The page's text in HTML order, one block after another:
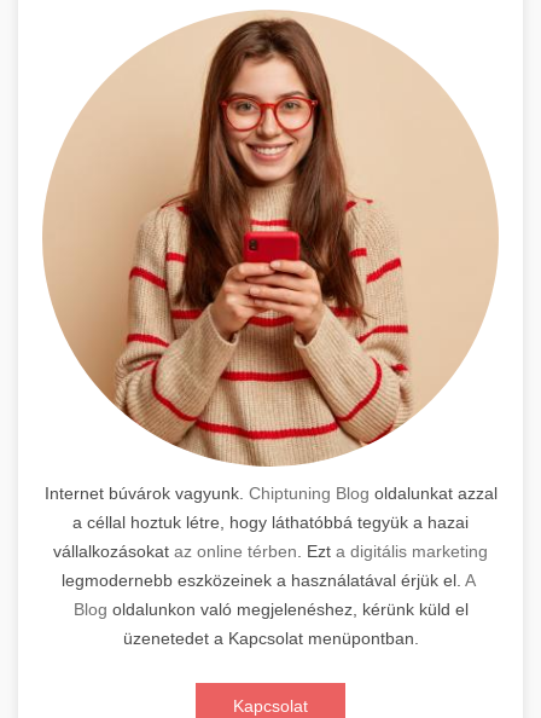
Internet búvárok vagyunk. Chiptuning Blog oldalunkat azzal
a céllal hoztuk létre, hogy láthatóbbá tegyük a hazai
vállalkozásokat az online térben . Ezt a digitális marketing
legmodernebb eszközeinek a használatával érjük el. A
Blog oldalunkon való megjelenéshez, kérünk küld el
üzenetedet a Kapcsolat menüpontban.
Kapcsolat